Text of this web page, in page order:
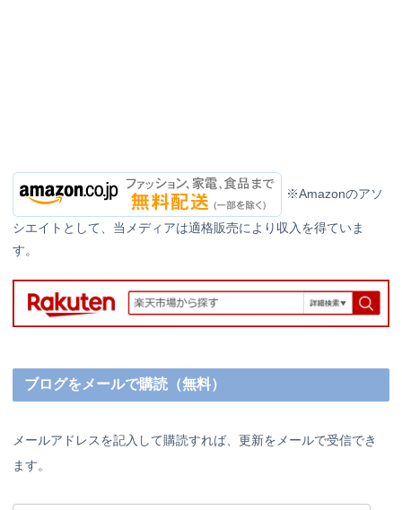
※Amazonのアソ
シエイトとして、当メディアは適格販売により収入を得ていま
す。
ブログをメールで購読（無料）
メールアドレスを記入して購読すれば、更新をメールで受信でき
ます。